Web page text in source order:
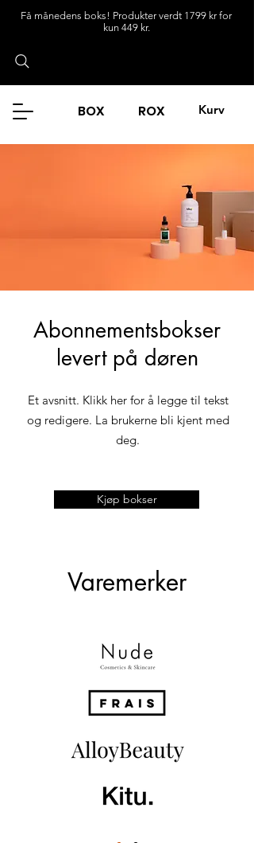
Få månedens boks! Produkter verdt 1799 kr for
kun 449 kr.
BOX ROX Kurv
Abonnementsbokser
levert på døren
Et avsnitt. Klikk her for å legge til tekst
og redigere. La brukerne bli kjent med
deg.
Kjøp bokser
Varemerker